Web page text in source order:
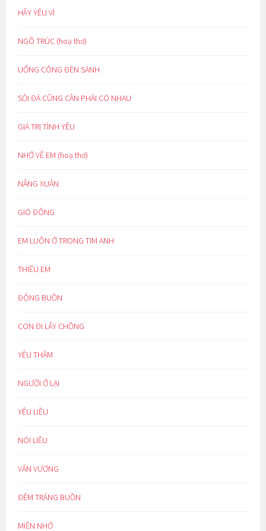
HÃY YÊU VÌ
NGÕ TRÚC (hoạ thơ)
UỔNG CÔNG ĐÈN SÁNH
SỎI ĐÁ CŨNG CẦN PHẢI CÓ NHAU
GIÁ TRỊ TÌNH YÊU
NHỚ VỀ EM (hoạ thơ)
NẮNG XUÂN
GIÓ ĐÔNG
EM LUÔN Ở TRONG TIM ANH
THIẾU EM
ĐÔNG BUỒN
CON ĐI LẤY CHỒNG
YÊU THẦM
NGƯỜI Ở LẠI
YÊU LIỀU
NÓI LIỀU
VẤN VƯƠNG
ĐÊM TRĂNG BUỒN
MIỀN NHỚ